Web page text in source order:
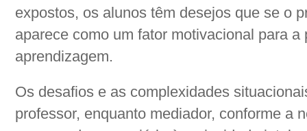
expostos, os alunos têm desejos que se o
aparece como um fator motivacional para a
aprendizagem.
Os desafios e as complexidades
professor, enquanto mediador, conforme a